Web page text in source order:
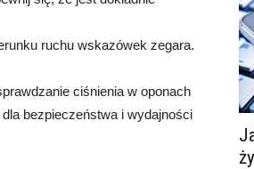
ruchu wskazówek zegara.
ciśnienia w oponach
bezpieczeństwa i wydajności